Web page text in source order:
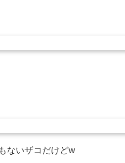
ないザコだけどw